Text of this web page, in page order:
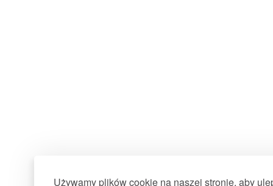
Używamy plików cookie na naszej stronie, aby